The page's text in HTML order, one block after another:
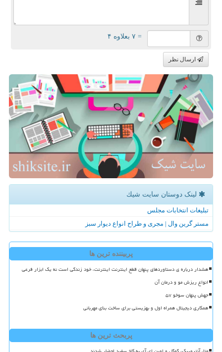
= ۷ بعلاوه ۴
ارسال نظر
لینک دوستان سایت شیك
تبلیغات انتخابات مجلس
مستر گرین وال | مجری و طراح انواع دیوار سبز
پربیننده ترین ها
هشدار درباره ی دستاوردهای پنهان قطع اینترنت اینترنت، خود زندگی است نه یک ابزار فرعی
انواع ریزش مو و درمان آن
جهش پنهان سوخو ۵۷
همکاری دیجیتال همراه اول و بهزیستی برای ساخت بنای مهربانی
پربحث ترین ها